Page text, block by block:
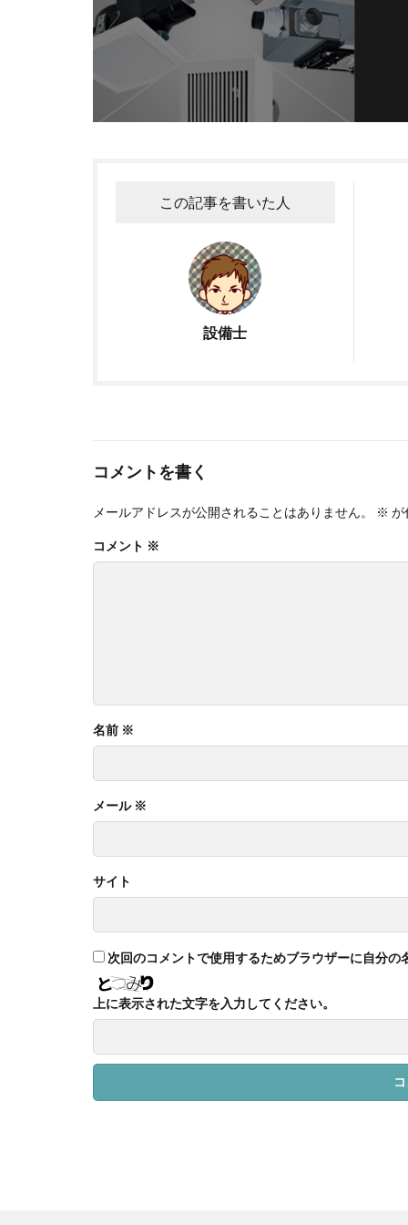
この記事を書いた人
設備士
コメントを書く
メールアドレスが公開されることはありません。 ※ が
コメント ※
名前 ※
メール ※
サイト
次回のコメントで使用するためブラウザーに自分
上に表示された文字を入力してください。